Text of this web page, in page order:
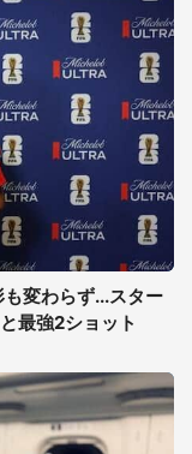
変わらず...スター
最強2ショット